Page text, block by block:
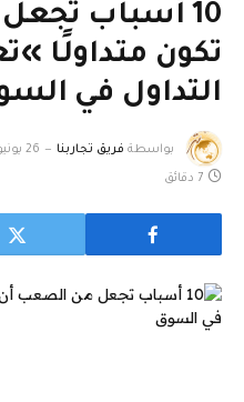
10 أسباب
تكون متداولًا
التداول في
بواسطة فريق تجاربنا 26 يونيو، 2026
7 دقائق